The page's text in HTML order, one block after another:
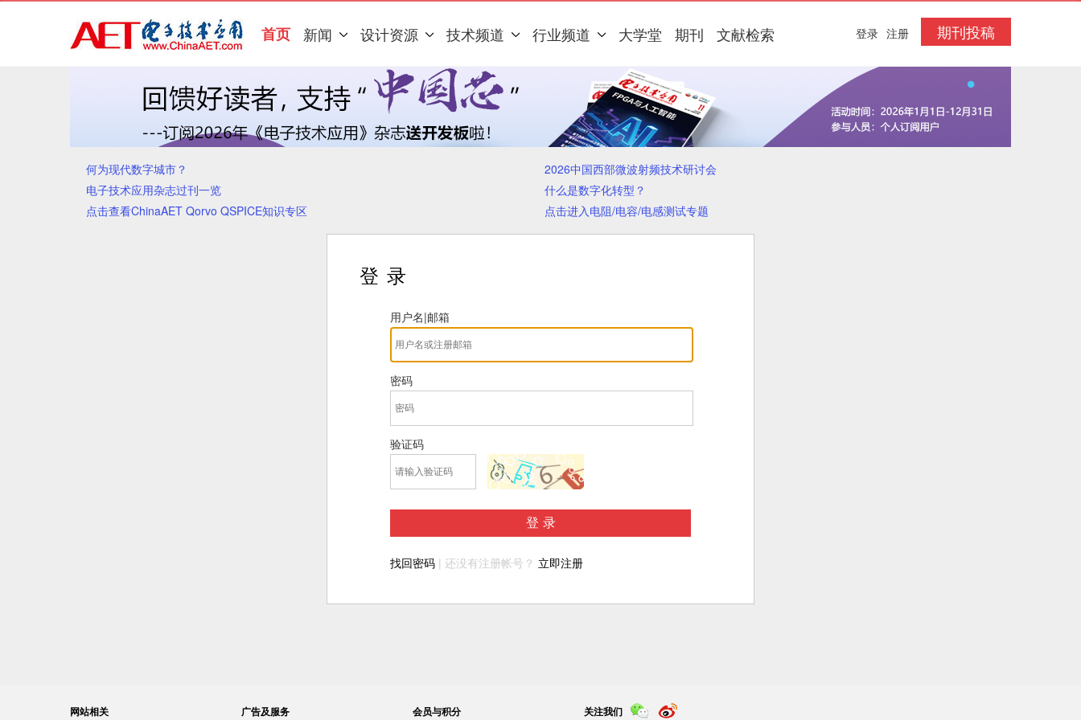
首页 新闻 设计资源 技术频道 行业频道 大学堂 期刊 文献检索 期刊投稿
登录 注册
何为现代数字城市？
2026中国西部微波射频技术研讨会
电子技术应用杂志过刊一览
什么是数字化转型？
点击查看ChinaAET Qorvo QSPICE知识专区
点击进入电阻/电容/电感测试专题
登录
用户名|邮箱
密码
验证码
登录
找回密码 | 还没有注册帐号？ 立即注册
网站相关 广告及服务 会员与积分 关注我们